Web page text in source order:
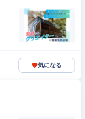
気になる